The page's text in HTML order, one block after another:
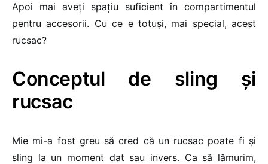
Apoi mai aveți spațiu suficient în compartimentul
pentru accesorii. Cu ce e totuși, mai special, acest
rucsac?
Conceptul de sling și
rucsac
Mie mi-a fost greu să cred că un rucsac poate fi și
sling la un moment dat sau invers. Ca să lămurim,